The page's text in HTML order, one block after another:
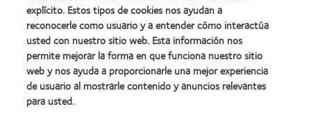
Nuestros productos
Encuentre su lente
Tecnología para lentes de contacto
Lentes de contacto y visión
explícito. Estos tipos de cookies nos ayudan a
reconocerle como usuario y a entender cómo interactúa
usted con nuestro sitio web. Esta información nos
permite mejorar la forma en que funciona nuestro sitio
web y nos ayuda a proporcionarle una mejor experiencia
de usuario al mostrarle contenido y anuncios relevantes
para usted.